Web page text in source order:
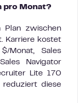
pro Monat?
Plan zwischen
Karriere kostet
Monat, Sales
Navigator
Lite 170
reduziert diese